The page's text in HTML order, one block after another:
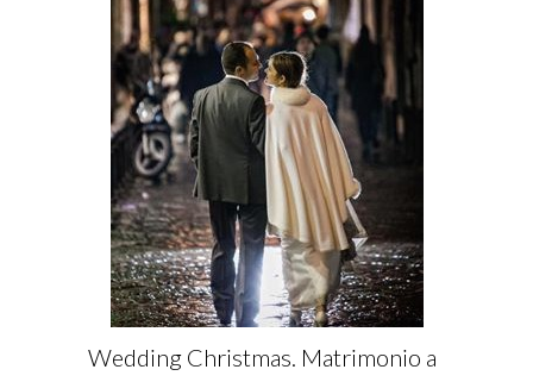
Wedding Christmas. Matrimonio a